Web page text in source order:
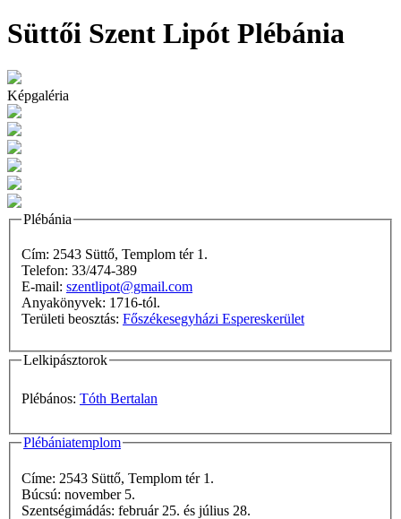
Süttői Szent Lipót Plébánia
Képgaléria
Plébánia
Cím: 2543 Süttő, Templom tér 1.
Telefon: 33/474-389
E-mail: szentlipot@gmail.com
Anyakönyvek: 1716-tól.
Területi beosztás: Főszékesegyházi Espereskerület
Lelkipásztorok
Plébános: Tóth Bertalan
Plébániatemplom
Címe: 2543 Süttő, Templom tér 1.
Búcsú: november 5.
Szentségimádás: február 25. és július 28.